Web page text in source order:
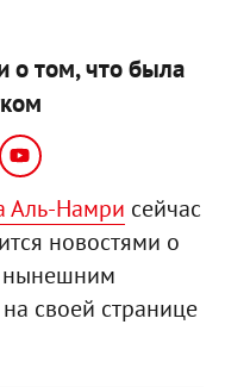
о том, что была
Аль-Намри сейчас
новостями о
нынешним
своей странице